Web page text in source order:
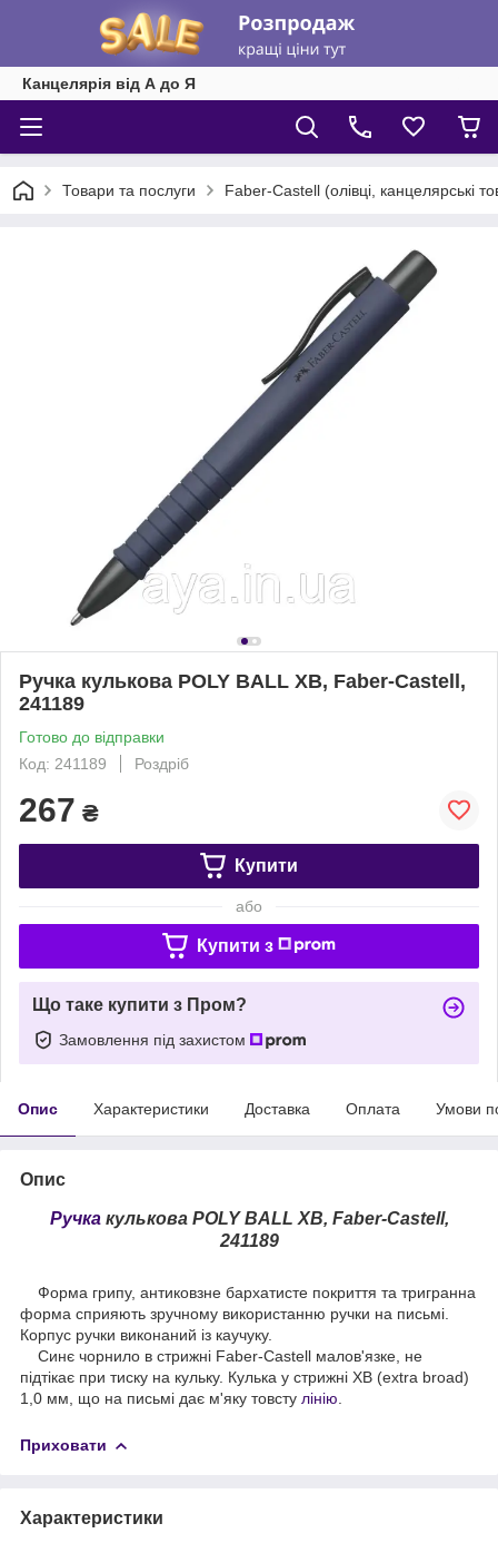
Канцелярія від А до Я
Товари та послуги Faber-Castell (олівці, канцелярські
Ручка кулькова POLY BALL ХВ, Faber-Castell,
241189
Готово до відправки
Код: 241189
Роздріб
267 ₴
Купити
або
Купити з
Що таке купити з Пром?
Замовлення під захистом
Опис Характеристики Доставка Оплата Умови
Опис
Ручкакулькова POLY BALL ХВ, Faber-Castell,
241189
Форма грипу, антиковзне бархатисте покриття та тригранна
форма сприяють зручному використанню ручки на письмі.
Корпус ручки виконаний із каучуку.
Синє чорнило в стрижні Faber-Castell малов'язке, не
підтікає при тиску на кульку. Кулька у стрижні XB (extra broad)
1,0 мм, що на письмі дає м'яку товсту лінію
Приховати
Характеристики